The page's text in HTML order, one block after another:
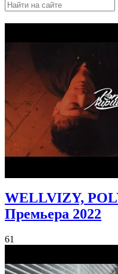
WELLVIZY,
Премьера 2022
61